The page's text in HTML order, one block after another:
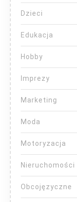
Dzieci
Edukacja
Hobby
Imprezy
Marketing
Moda
Motoryzacja
Nieruchomości
Obcojęzyczne